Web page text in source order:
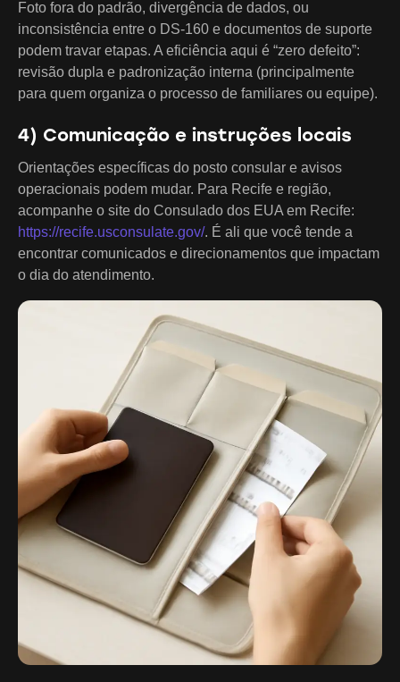
Foto fora do padrão, divergência de dados, ou
inconsistência entre o DS-160 e documentos de suporte
podem travar etapas. A eficiência aqui é “zero defeito”:
revisão dupla e padronização interna (principalmente
para quem organiza o processo de familiares ou equipe).
4) Comunicação e instruções locais
Orientações específicas do posto consular e avisos
operacionais podem mudar. Para Recife e região,
acompanhe o site do Consulado dos EUA em Recife:
https://recife.usconsulate.gov/. É ali que você tende a
encontrar comunicados e direcionamentos que impactam
o dia do atendimento.